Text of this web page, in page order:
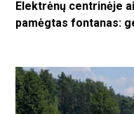
Elektrėnų centrinėje
pamėgtas fontanas: